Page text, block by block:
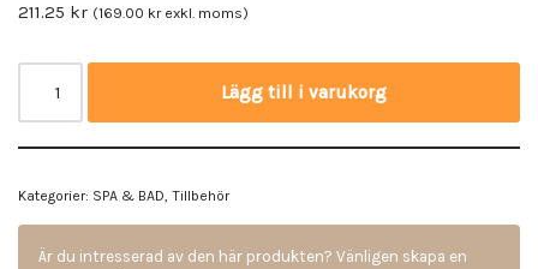
211.25 kr (169.00 krexkl. moms)
Lägg till i varukorg
Kategorier: SPA & BAD, Tillbehör
Är du intresserad av den här produkten? Vänligen skapa en